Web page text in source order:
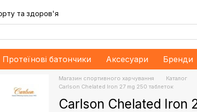
та здоров'я
Протеїнові батончики Аксесуари Бренди
Магазин спортивного харчування Каталог
Carlson Chelated Iron 27 mg 250 таблеток
Carlson Chelated Iron